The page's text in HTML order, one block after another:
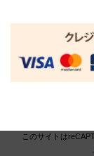
このサイトは